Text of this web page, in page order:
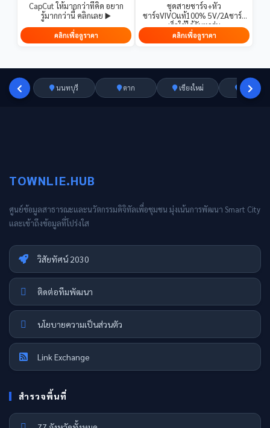
CapCut ให้มากกว่าที่คิด อยาก
รู้มากกว่านี้ คลิกเลย ▶️
คลิกเพื่อดูราคา
ชุดสายชาร์จ+หัว
ชาร์จVIVOแท้100% 5V/2Aชาร์จ
เร็วใช้ได้กับทุกรุ่น
คลิกเพื่อดูราคา
นนทบุรี ตาก เชียงใหม่ อ่างทอง
TOWNLIE.HUB
ศูนย์ข้อมูลสาธารณะและนวัตกรรมดิจิทัลเพื่อชุมชน มุ่งเน้นการพัฒนา Smart City
และเข้าถึงข้อมูลที่โปร่งใส
วิสัยทัศน์ 2030
ติดต่อทีมพัฒนา
นโยบายความเป็นส่วนตัว
Link Exchange
สำรวจพื้นที่